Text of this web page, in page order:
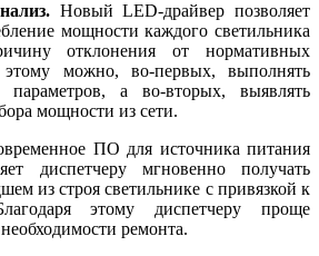
Новый LED-драйвер позволяет
мощности каждого светильника
отклонения от нормативных
этому можно, во-первых, выполнять
параметров, а во-вторых, выявлять
мощности из сети.
ПО для источника питания
диспетчеру мгновенно получать
из строя светильнике с привязкой к
этому диспетчеру проще
ремонта.